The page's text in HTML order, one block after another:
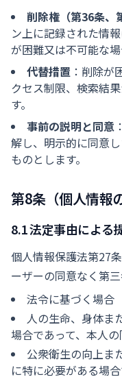
削除権（第36条、
ン上に記録された情
が困難又は不可能な場
代替措置 ：削除が
クセス制限、検索結
す。
事前の説明と同意
解し、明示的に同意
ものとします。
第8条（個人情報
8.1 法定事由による
個人情報保護法第27
ーザーの同意なく第
法令に基づく場合
人の生命、身体ま
場合であって、本人
公衆衛生の向上ま
に特に必要がある場